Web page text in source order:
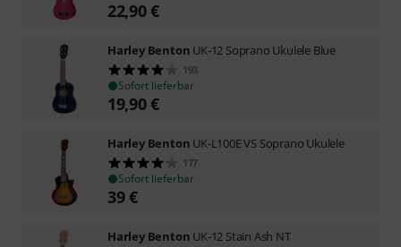
22,90€
Harley Benton UK-12 Soprano Ukulele Blue
193
Sofort lieferbar
19,90€
Harley Benton UK-L100E VS Soprano Ukulele
177
Sofort lieferbar
39€
Harley Benton UK-12 Stain Ash NT